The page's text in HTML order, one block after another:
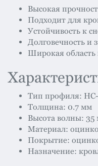
Высокая
Подходит для
Устойчивость к
Долговечность и
Широкая
Тип профиля:
Толщина: 0.7 мм
Высота волны: 35
Материал:
Покрытие:
Назначение: